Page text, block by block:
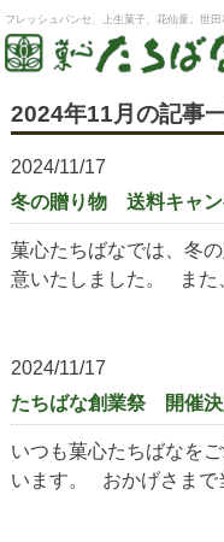
フレッシュパンセ、上生菓子、花仙童。世
2024年11月の記事
2024/11/17
冬の贈り物 送料キャン
菓心たちばなでは、冬
意いたしました。 ま
2024/11/17
たちばな創業祭 開催決
いつも菓心たちばなを
います。 おかげさま